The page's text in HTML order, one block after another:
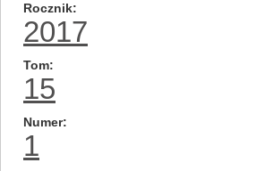
Rocznik
2017
Tom
15
Numer
1